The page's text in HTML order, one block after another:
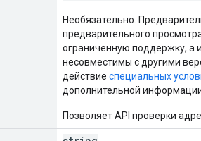
Необязательно.
предварительного
ограниченную поддержку, а
несовместимы с другими
действие специальных
дополнительной
Позволяет API проверки